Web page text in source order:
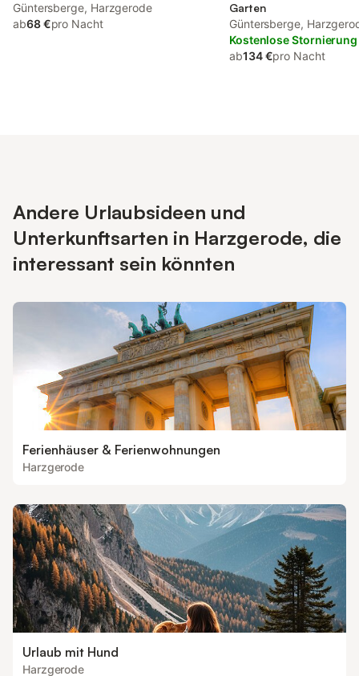
Güntersberge, Harzgerode
ab68 €pro Nacht
Garten
Güntersberge,
Kostenlose Stornierung
ab134 €pro Nacht
Andere Urlaubsideen und
Unterkunftsarten in Harzgerode, die
interessant sein könnten
Ferienhäuser & Ferienwohnungen
Harzgerode
Urlaub mit Hund
Harzgerode